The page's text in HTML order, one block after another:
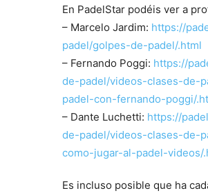
En PadelStar podéis ver a
– Marcelo Jardim: https://
padel/golpes-de-padel/.html
– Fernando Poggi: https://
de-padel/videos-clases-de-
padel-con-fernando-poggi/
– Dante Luchetti: https://
de-padel/videos-clases-de-
como-jugar-al-padel-videos/
Es incluso posible que ha